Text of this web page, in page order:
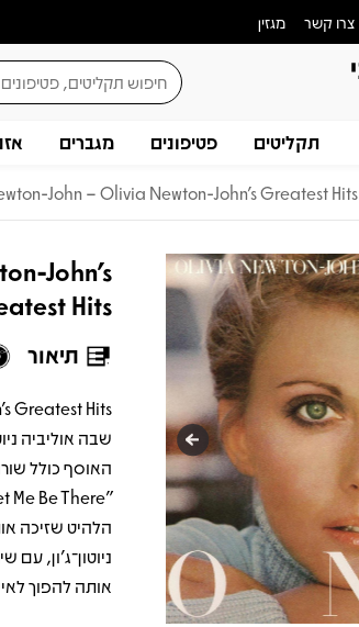
צרו קשר מגזין
תקליטים פטיפונים מגברים
John – Olivia Newton-John's Greatest Hits
John's
Hits
תיאור
שבה אוליביה
הלהיט שזיכה
ניוטון־ג’ון,
אותה להפוך